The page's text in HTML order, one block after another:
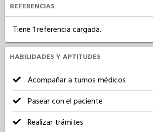
REFERENCIAS
Tiene 1 referencia cargada.
HABILIDADES Y APTITUDES
Acompañar a turnos médicos
Pasear con el paciente
Realizar trámites